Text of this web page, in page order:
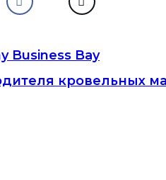
Business Bay
кровельных